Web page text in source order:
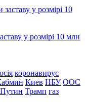
у розмірі 10 млн
коронавирус
Киев НБУ ООС
Путин Трамп газ